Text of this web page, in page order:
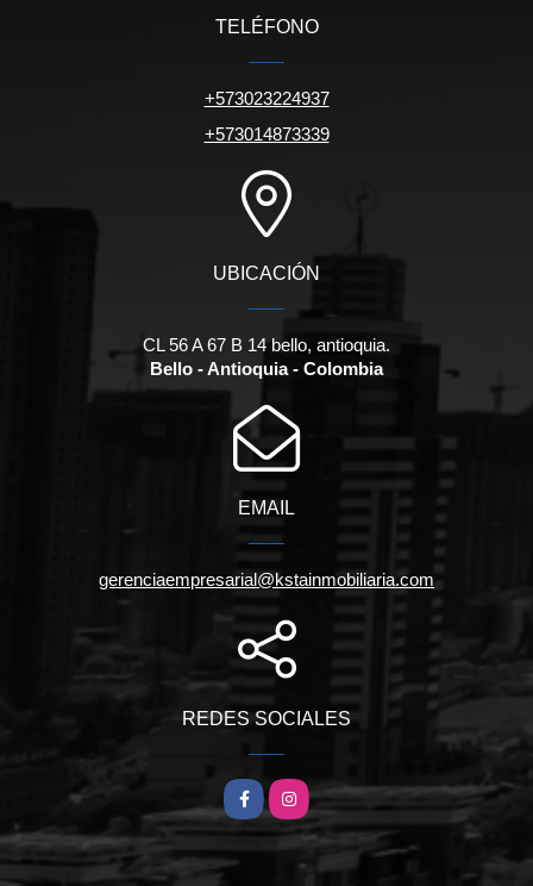
TELÉFONO
+573023224937
+573014873339
UBICACIÓN
CL 56 A 67 B 14 bello, antioquia.
Bello - Antioquia - Colombia
EMAIL
gerenciaempresarial@kstainmobiliaria.com
REDES SOCIALES
FacebookInstagram